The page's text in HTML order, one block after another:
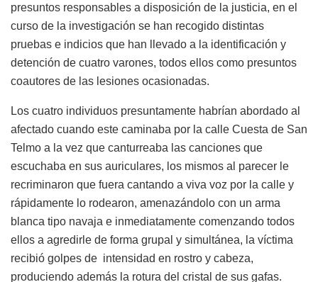
presuntos responsables a disposición de la justicia, en el
curso de la investigación se han recogido distintas
pruebas e indicios que han llevado a la identificación y
detención de cuatro varones, todos ellos como presuntos
coautores de las lesiones ocasionadas.
Los cuatro individuos presuntamente habrían abordado al
afectado cuando este caminaba por la calle Cuesta de San
Telmo a la vez que canturreaba las canciones que
escuchaba en sus auriculares, los mismos al parecer le
recriminaron que fuera cantando a viva voz por la calle y
rápidamente lo rodearon, amenazándolo con un arma
blanca tipo navaja e inmediatamente comenzando todos
ellos a agredirle de forma grupal y simultánea, la víctima
recibió golpes de intensidad en rostro y cabeza,
produciendo además la rotura del cristal de sus gafas.